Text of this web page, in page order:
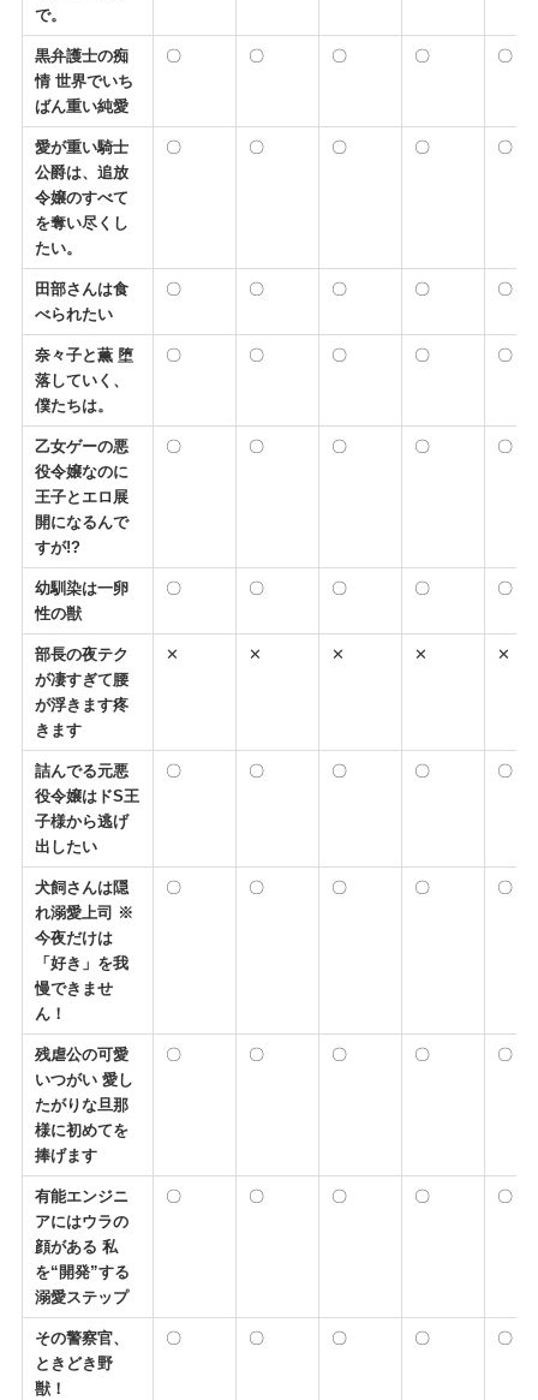
で。
黒弁護士の痴
情 世界でいち
ばん重い純愛
〇 〇 〇 〇 〇
愛が重い騎士
公爵は、追放
令嬢のすべて
を奪い尽くし
たい。
〇 〇 〇 〇 〇
田部さんは食
べられたい
〇 〇 〇 〇 〇
奈々子と薫 堕
落していく、
僕たちは。
〇 〇 〇 〇 〇
乙女ゲーの悪
役令嬢なのに
王子とエロ展
開になるんで
すが!?
〇 〇 〇 〇 〇
幼馴染は一卵
性の獣
〇 〇 〇 〇 〇
部長の夜テク
が凄すぎて腰
が浮きます疼
きます
✕ ✕ ✕ ✕ ✕
詰んでる元悪
役令嬢はドS王
子様から逃げ
出したい
〇 〇 〇 〇 〇
犬飼さんは隠
れ溺愛上司 ※
今夜だけは
「好き」を我
慢できませ
ん！
〇 〇 〇 〇 〇
残虐公の可愛
いつがい 愛し
たがりな旦那
様に初めてを
捧げます
〇 〇 〇 〇 〇
有能エンジニ
アにはウラの
顔がある 私
を“開発”する
溺愛ステップ
〇 〇 〇 〇 〇
その警察官、
ときどき野
獣！
〇 〇 〇 〇 〇